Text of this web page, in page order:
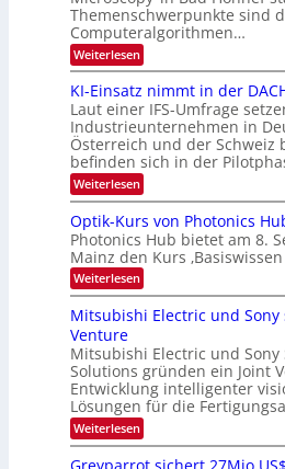
n
k
t
s
m
e
l
d
e
t
s
t
a
r
k
e
W
a
c
h
s
u
i
m
e
r
s
t
e
n
Themenschwerpunkte sind
Computeralgorithmen…
Weiterlesen:
8
9
.
W
E
-
H
e
r
a
e
u
s
-
S
e
n
a
r
KI-Einsatz nimmt in der
Laut einer IFS-Umfrage
Industrieunternehmen in
Österreich und der Schweiz
befinden sich in der
Weiterlesen:
K
-
E
i
n
s
a
t
n
m
m
t
i
n
d
Optik-Kurs von Photonics
Photonics Hub bietet am 8.
Mainz den Kurs ‚Basiswissen
Weiterlesen:
O
p
t
k
-
K
u
r
s
v
o
Mitsubishi Electric und Sony
Venture
Mitsubishi Electric und
Solutions gründen ein Joint
Entwicklung intelligenter
Lösungen für die
Weiterlesen:
M
Greyparrot sichert